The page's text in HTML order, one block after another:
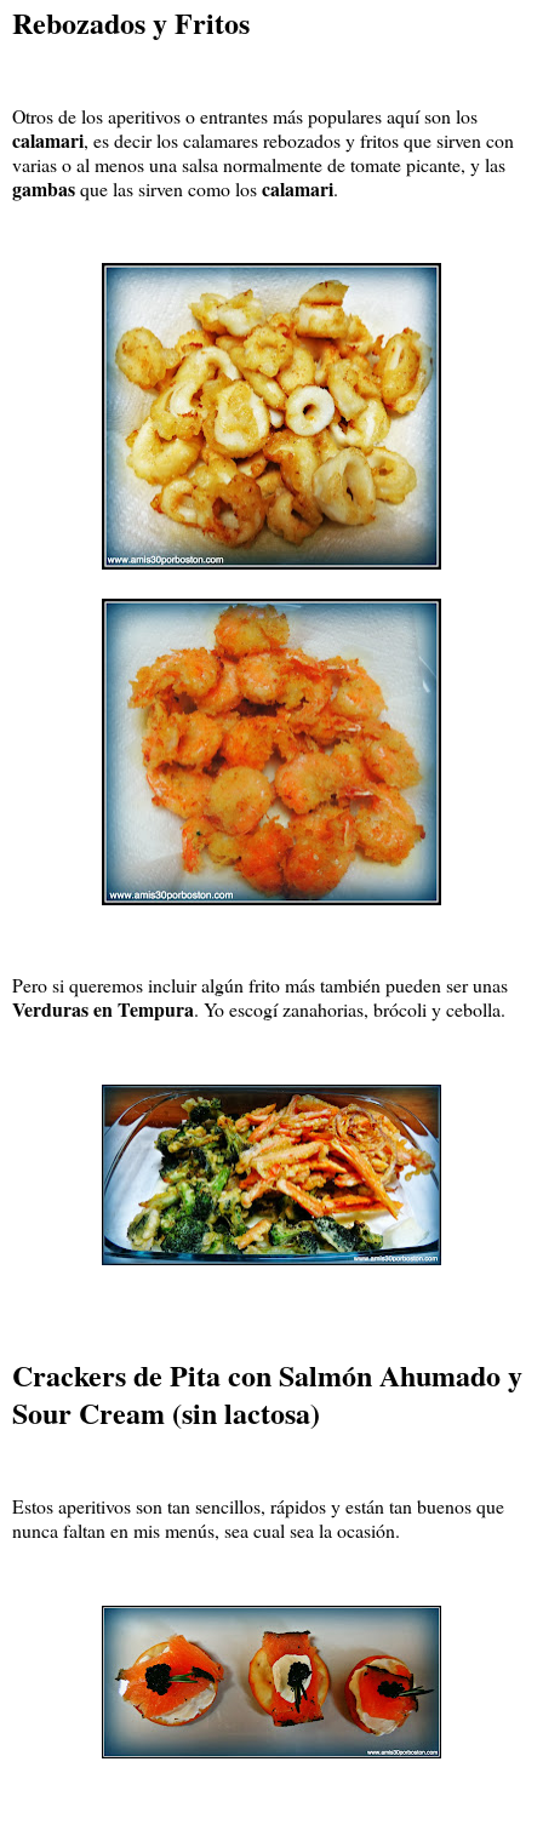
Rebozados y Fritos
Otros de los aperitivos o entrantes más populares aquí son los
calamari, es decir los calamares rebozados y fritos que sirven con
varias o al menos una salsa normalmente de tomate picante, y las
gambasque las sirven como loscalamari.
Pero si queremos incluir algún frito más también pueden ser unas
Verduras en Tempura. Yo escogí zanahorias, brócoli y cebolla.
Crackers de Pita con Salmón Ahumado y
Sour Cream (sin lactosa)
Estos aperitivos son tan sencillos, rápidos y están tan buenos que
nunca faltan en mis menús, sea cual sea la ocasión.